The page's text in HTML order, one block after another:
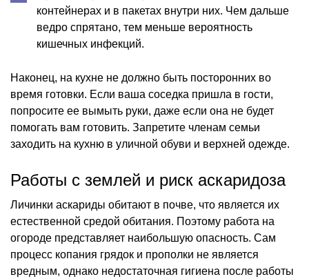
контейнерах и в пакетах внутри них. Чем дальше
ведро спрятано, тем меньше вероятность
кишечных инфекций.
Наконец, на кухне не должно быть посторонних во
время готовки. Если ваша соседка пришла в гости,
попросите ее вымыть руки, даже если она не будет
помогать вам готовить. Запретите членам семьи
заходить на кухню в уличной обуви и верхней одежде.
Работы с землей и риск аскаридоза
Личинки аскариды обитают в почве, что является их
естественной средой обитания. Поэтому работа на
огороде представляет наибольшую опасность. Сам
процесс копания грядок и прополки не является
вредным, однако недостаточная гигиена после работы